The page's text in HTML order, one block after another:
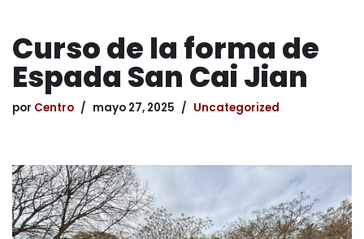
Curso de la forma de
Espada San Cai Jian
por Centro mayo 27, 2025 Uncategorized